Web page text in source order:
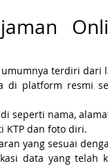
terdiri dari
di platform resmi
seperti nama,
KTP dan foto diri.
yang sesuai
data yang telah